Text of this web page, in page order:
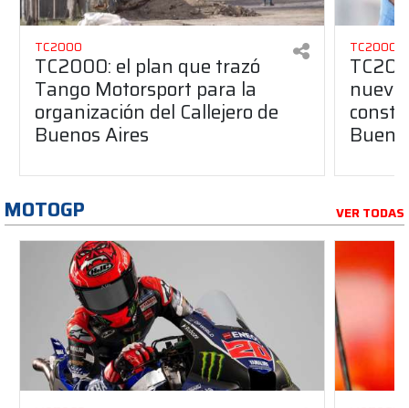
TC2000
TC2000: el plan que trazó
Tango Motorsport para la
organización del Callejero de
Buenos Aires
TC2000
MOTOGP VER TODAS